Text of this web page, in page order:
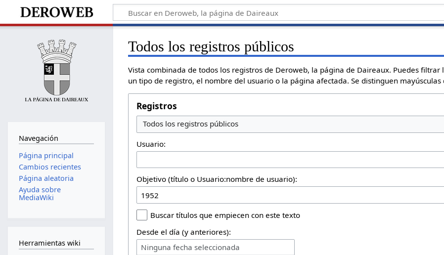
Todos los registros públicos
Vista combinada de todos los registros de Deroweb, la página de Daireaux. Puedes filtrar
un tipo de registro, el nombre del usuario o la página afectada. Se distinguen mayúsculas
Registros
Todos los registros públicos
Usuario:
Objetivo (título o Usuario:nombre de usuario):
Buscar títulos que empiecen con este texto
Desde el día (y anteriores):
Ninguna fecha seleccionada
Navegación
Página principal
Cambios recientes
Página aleatoria
Ayuda sobre
MediaWiki
Herramientas wiki